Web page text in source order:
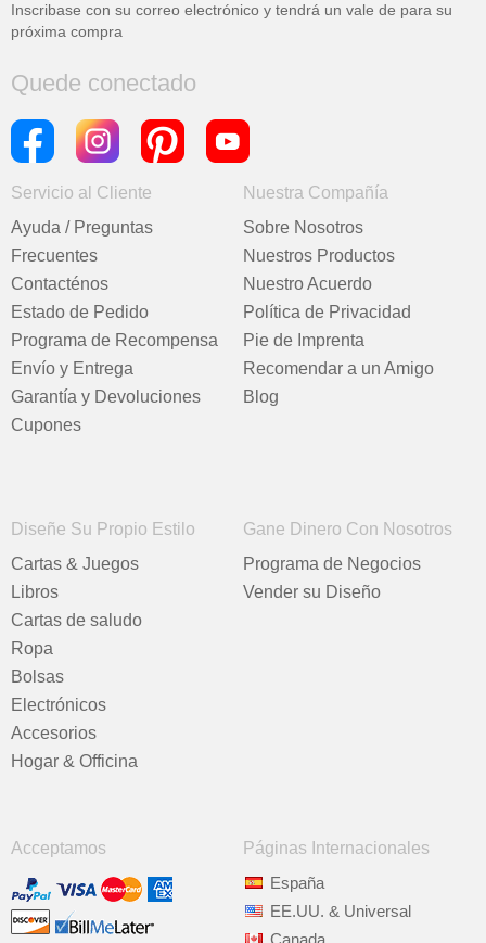
Inscribase con su correo electrónico y tendrá un vale de para su
próxima compra
Quede conectado
Servicio al Cliente
Ayuda / Preguntas
Frecuentes
Contacténos
Estado de Pedido
Programa de Recompensa
Envío y Entrega
Garantía y Devoluciones
Cupones
Nuestra Compañía
Sobre Nosotros
Nuestros Productos
Nuestro Acuerdo
Política de Privacidad
Pie de Imprenta
Recomendar a un Amigo
Blog
Diseñe Su Propio Estilo
Cartas & Juegos
Libros
Cartas de saludo
Ropa
Bolsas
Electrónicos
Accesorios
Hogar & Officina
Gane Dinero Con Nosotros
Programa de Negocios
Vender su Diseño
Acceptamos
Páginas Internacionales
España
EE.UU. & Universal
Canada